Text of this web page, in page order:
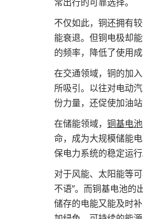
不仅如此，铜还拥有
能衰退。但铜电极却
的频率，降低了使用
在交通领域，铜的加
所吸引。以往对电动
份力量，还促使加油
在储能领域， 铜基电池
命，成为大规模储能
保电力系统的稳定运
对于风能、太阳能等
不语”。而铜基电池的
储存的电能又能及时